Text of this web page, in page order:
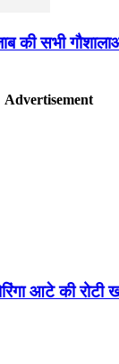
की सभी
Advertisement
आटे की